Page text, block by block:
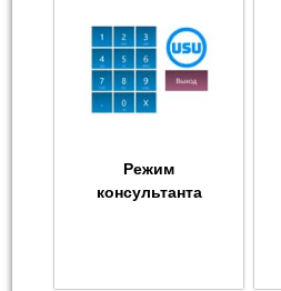
Режим
консультанта